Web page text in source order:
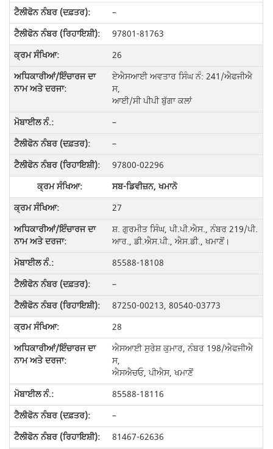
–
97801-81763
26
ਏਐਸਆਈ ਅਵਤਾਰ ਸਿੰਘ ਨੰ: 241/ਐਫਜੀਐ
ਸ,
ਆਈ/ਸੀ ਪੀਪੀ ਬੁੱਗਾ ਕਲਾਂ
–
–
97800-02296
ਸਬ-ਡਿਵੀਜ਼ਨ, ਖਮਾਨੋ
27
ਸ਼. ਗੁਰਮੀਤ ਸਿੰਘ, ਪੀ.ਪੀ.ਐਸ., ਨੰਬਰ 219/ਪੀ.
ਆਰ., ਡੀ.ਐਸ.ਪੀ., ਐਸ.ਡੀ., ਖਮਾਣੋਂ।
85588-18108
–
87250-00213, 80540-03773
28
ਐਸਆਈ ਸੁਰੇਸ਼ ਕੁਮਾਰ, ਨੰਬਰ 198/ਐਫਜੀਐ
ਸ,
ਐਸਐਚਓ, ਪੀਐਸ, ਖਮਾਣੋਂ
85588-18116
–
81467-62636